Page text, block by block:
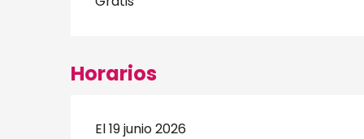
Horarios
El 19 junio 2026